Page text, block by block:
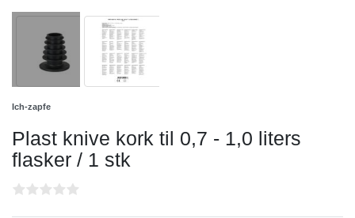
Ich-zapfe
Plast knive kork til 0,7 - 1,0 liters
flasker / 1 stk